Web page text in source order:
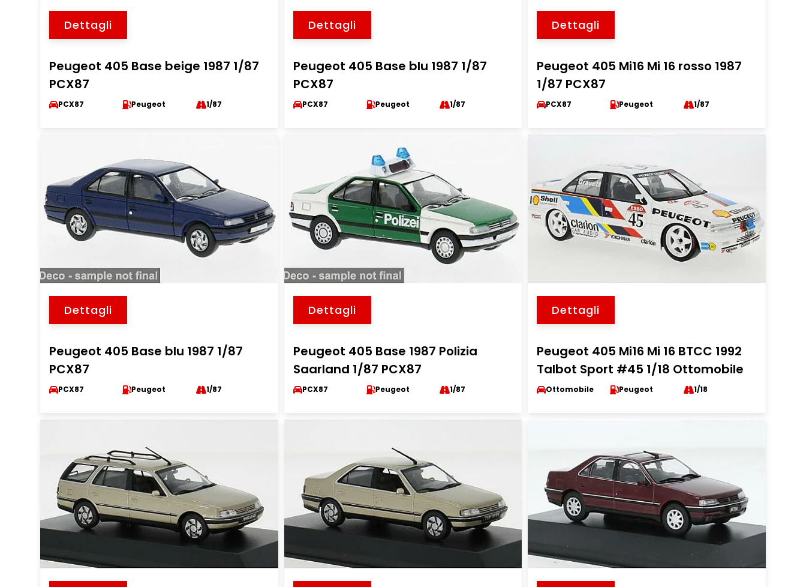
Dettagli
Peugeot 405 Base beige 1987 1/87
PCX87
PCX87 Peugeot 1/87
Dettagli
Peugeot 405 Base blu 1987 1/87
PCX87
PCX87 Peugeot 1/87
Dettagli
Peugeot 405 Mi16 Mi 16 rosso 1987
1/87 PCX87
PCX87 Peugeot 1/87
Dettagli
Peugeot 405 Base blu 1987 1/87
PCX87
PCX87 Peugeot 1/87
Dettagli
Peugeot 405 Base 1987 Polizia
Saarland 1/87 PCX87
PCX87 Peugeot 1/87
Dettagli
Peugeot 405 Mi16 Mi 16 BTCC 1992
Talbot Sport #45 1/18 Ottomobile
Ottomobile Peugeot 1/18